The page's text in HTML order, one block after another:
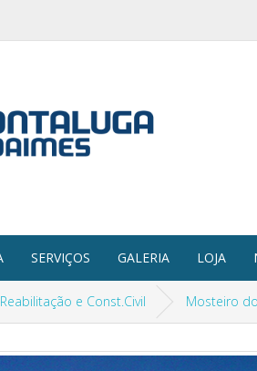
SERVIÇOS GALERIA LOJA
Reabilitação e Const.Civil Mosteiro